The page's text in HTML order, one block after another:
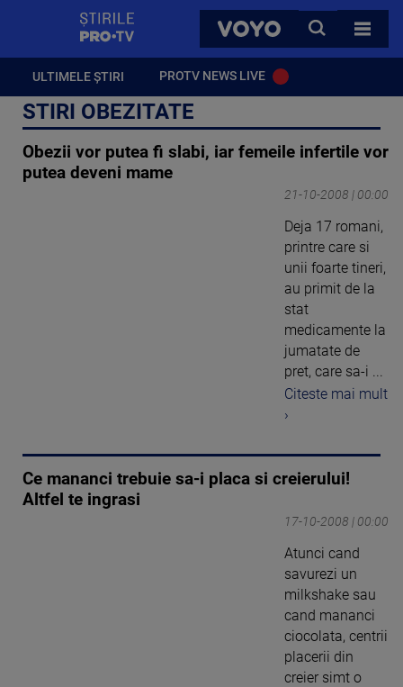
VOYO
CAUTA
TOATE
ULTIMELE ȘTIRI PROTV NEWS LIVE
STIRI OBEZITATE
Obezii vor putea fi slabi, iar femeile infertile vor
putea deveni mame
21-10-2008 | 00:00
Deja 17 romani,
printre care si
unii foarte tineri,
au primit de la
stat
medicamente la
jumatate de
pret, care sa-i ...
Citeste mai mult
›
Ce mananci trebuie sa-i placa si creierului!
Altfel te ingrasi
17-10-2008 | 00:00
Atunci cand
savurezi un
milkshake sau
cand mananci
ciocolata, centrii
placerii din
creier simt o